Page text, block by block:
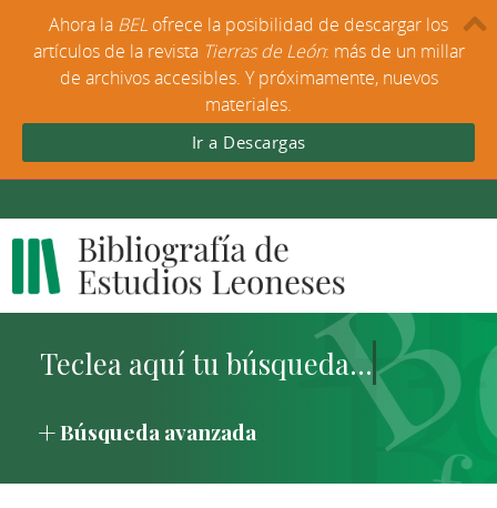
Búsqueda avanzada
Ahora la BEL ofrece la posibilidad de descargar los
artículos de la revista Tierras de León: más de un millar
de archivos accesibles. Y próximamente, nuevos
materiales.
Ir a Descargas